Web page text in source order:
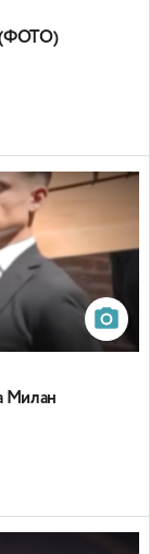
(ФОТО)
Милан